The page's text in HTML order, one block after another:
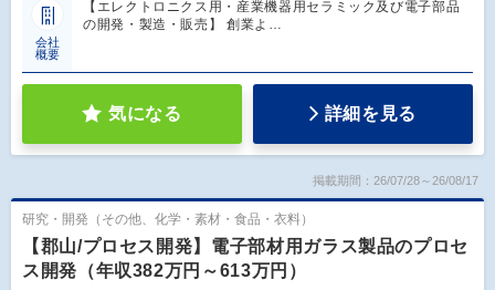
会社
概要
【エレクトロニクス用・産業機器用セラミック及び電子部品
の開発・製造・販売】 創業よ…
気になる 詳細を見る
掲載期間：26/07/28～26/08/17
研究・開発（その他、化学・素材・食品・衣料）
【郡山/プロセス開発】電子部材用ガラス製品のプロセ
ス開発（年収382万円～613万円）